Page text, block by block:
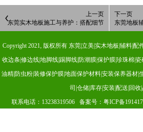
上一页
东莞实木地板施工与养护：搭配细节
决定最终品质
下一页
东莞地板
对收边线
Copyright 2021, 版权所有 东莞|立美|实木地板|辅料|配
收边条|修边线|地脚线|踢脚线|防潮膜|保护膜|珍珠棉|
油精|防虫粉|装修保护膜|地面保护材料|安装保养器材|
司|仓储|库存|安装|配送|回收
联系电话：13238319506 备案号： 粤ICP备